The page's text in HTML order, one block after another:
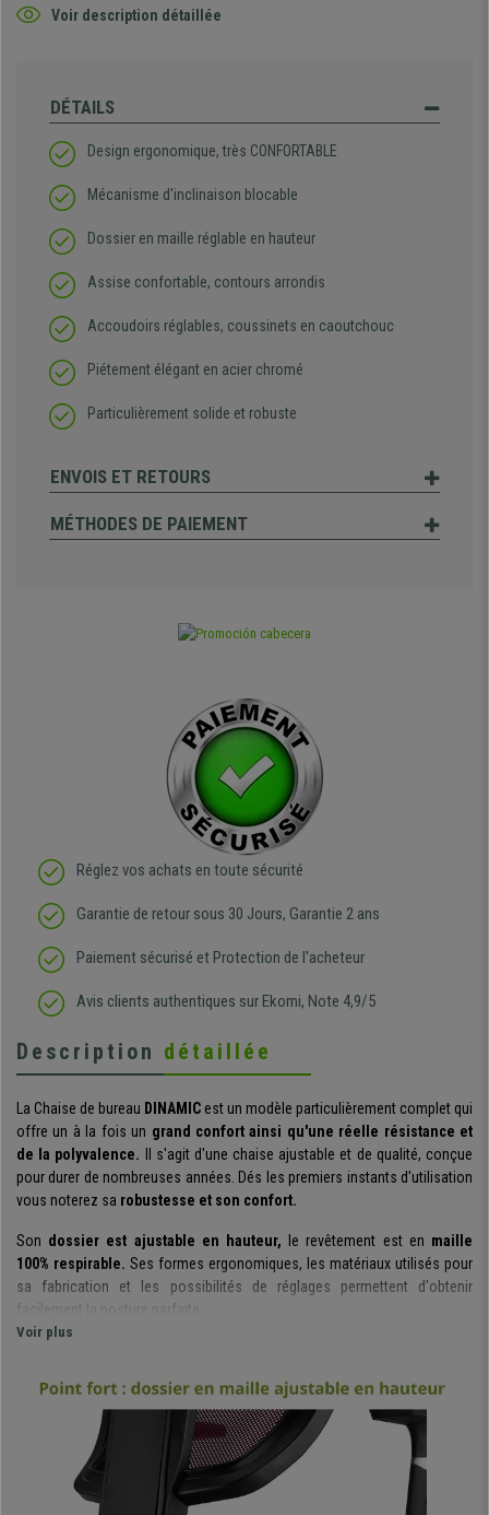
Voir description détaillée
DÉTAILS
Design ergonomique, très CONFORTABLE
Mécanisme d'inclinaison blocable
Dossier en maille réglable en hauteur
Assise confortable, contours arrondis
Accoudoirs réglables, coussinets en caoutchouc
Piétement élégant en acier chromé
Particulièrement solide et robuste
ENVOIS ET RETOURS
MÉTHODES DE PAIEMENT
Réglez vos achats en toute sécurité
Garantie de retour sous 30 Jours, Garantie 2 ans
Paiement sécurisé et Protection de l'acheteur
Avis clients authentiques sur Ekomi, Note 4,9/5
Description détaillée
La Chaise de bureau DINAMIC est un modèle particulièrement complet qui
offre un à la fois un grand confort ainsi qu'une réelle résistance et
de la polyvalence. Il s'agit d'une chaise ajustable et de qualité, conçue
pour durer de nombreuses années. Dés les premiers instants d'utilisation
vous noterez sa robustesse et son confort.
Son dossier est ajustable en hauteur, le revêtement est en maille
100% respirable. Ses formes ergonomiques, les matériaux utilisés pour
sa fabrication et les possibilités de réglages permettent d'obtenir
facilement la posture parfaite.
et le laisser fixe sur l'angle de votre choix. Sa manipulation est très simple
et intuitive, parfaite pour profiter au maximum d'une fonction qui apporte
davantage de confort.
L'assise possède un revêtement en tissu respirable. Son
rembourrage
(35 kg/m3) , sa forme ergonomique et ses côtés arrondis
Voir plus